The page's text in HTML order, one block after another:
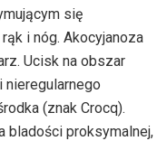
się
i nóg. Akocyjanoza
Ucisk na obszar
(znak Crocq).
bladości proksymalnej,